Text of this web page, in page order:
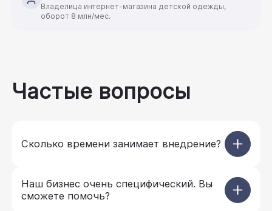
Владелица интернет-магазина детской одежды,
оборот 8 млн/мес.
Частые вопросы
Сколько времени занимает внедрение?
Наш бизнес очень специфический. Вы
сможете помочь?